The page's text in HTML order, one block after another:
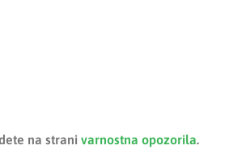
na strani varnostna opozorila.